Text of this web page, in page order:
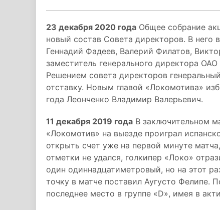
23 декабря 2020 года Общее собрание
новый состав Совета директоров. В
Геннадий Фадеев, Валерий Филатов,
заместитель генерального директора
Решением совета директоров
отставку. Новым главой «Локомотива»
года Леонченко Владимир Валерьевич.
11 декабря 2019 года В заключительном
«Локомотив» на выезде проиграл
открыть счет уже на первой минуте
отметки не удался, голкипер «Локо»
один одиннадцатиметровый, но на этот
точку в матче поставил Аугусто Фелипе.
последнее место в группе «D», имея в